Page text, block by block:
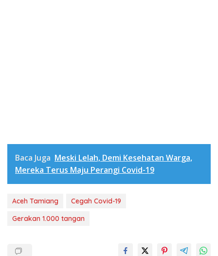
Baca Juga Meski Lelah, Demi Kesehatan Warga,
Mereka Terus Maju Perangi Covid-19
Aceh Tamiang
Cegah Covid-19
Gerakan 1.000 tangan